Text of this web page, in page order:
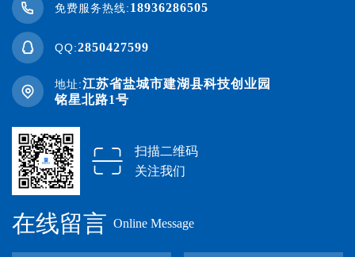
免费服务热线:18936286505
QQ:2850427599
地址:江苏省盐城市建湖县科技创业园
铭星北路1号
扫描二维码
关注我们
在线留言 Online Message